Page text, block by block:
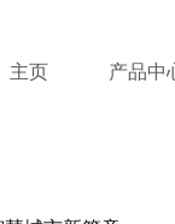
主页 产品中